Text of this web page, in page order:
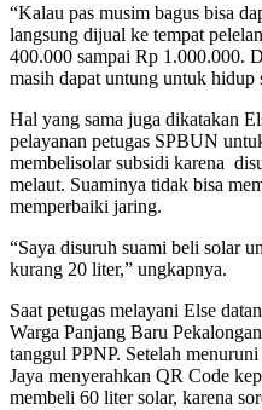
“Kalau pas musim bagus bisa
langsung dijual ke tempat
400.000 sampai Rp 1.000.000.
masih dapat untung untuk hidup
Hal yang sama juga dikatakan
pelayanan petugas SPBUN
membelisolar subsidi karena
melaut. Suaminya tidak bisa
memperbaiki jaring.
“Saya disuruh suami beli solar
kurang 20 liter,” ungkapnya.
Saat petugas melayani Else
Warga Panjang Baru
tanggul PPNP. Setelah
Jaya menyerahkan QR Code
membeli 60 liter solar, karena